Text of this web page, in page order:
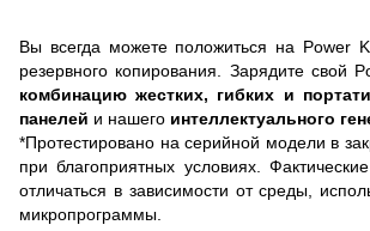
Вы всегда можете положиться на Power
резервного копирования. Зарядите свой
комбинацию жестких, гибких и
панелей и нашего интеллектуального
*Протестировано на серийной модели в
при благоприятных условиях.
отличаться в зависимости от среды,
микропрограммы.